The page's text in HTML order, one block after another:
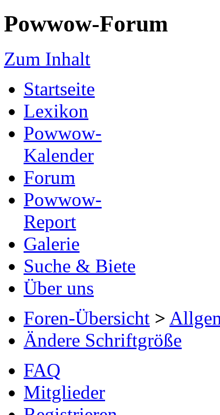
Powwow-Forum
Zum Inhalt
Startseite
Lexikon
Powwow-
Kalender
Forum
Powwow-
Report
Galerie
Suche & Biete
Über uns
Foren-Übersicht >
Ändere Schriftgröße
FAQ
Mitglieder